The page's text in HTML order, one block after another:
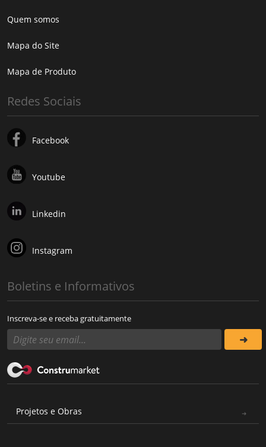
Quem somos
Mapa do Site
Mapa de Produto
Redes Sociais
Facebook
Youtube
Linkedin
Instagram
Boletins e Informativos
Inscreva-se e receba gratuitamente
Projetos e Obras